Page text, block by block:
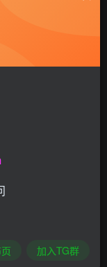
软件APP；当用
帮你轻松完美过
会因为误点进入
已解锁高级版。
加入TG群